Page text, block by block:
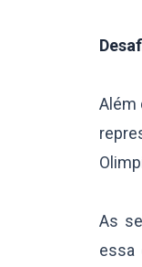
Além
As
essa